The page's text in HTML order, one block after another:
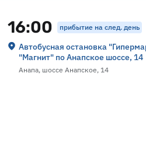
16:00 прибытие на след. день
Автобусная остановка
"Магнит" по Анапское шоссе, 14
Анапа, шоссе Анапское, 14